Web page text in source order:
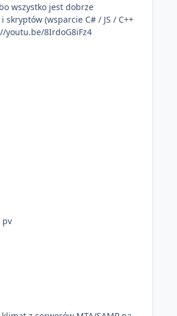
wszystko jest dobrze
(wsparcie C# / JS / C++
https://youtu.be/8IrdoG8iFz4
pv